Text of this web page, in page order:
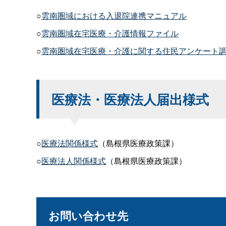
○雲南圏域における入退院連携マニュアル
○雲南圏域在宅医療・介護情報ファイル
○雲南圏域在宅医療・介護に関する住民アンケート
医療法・医療法人届出様式
○医療法関係様式 （島根県医療政策課）
○医療法人関係様式 （島根県医療政策課）
お問い合わせ先